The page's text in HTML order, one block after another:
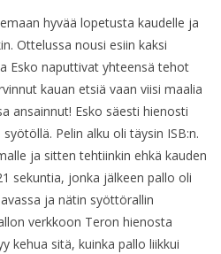
hyvää lopetusta kaudelle ja
Ottelussa nousi esiin kaksi
Esko naputtivat yhteensä tehot
kauan etsiä vaan viisi maalia
ansainnut! Esko säesti hienosti
Pelin alku oli täysin ISB:n.
ja sitten tehtiinkin ehkä kauden
sekuntia, jonka jälkeen pallo oli
ja nätin syöttörallin
verkkoon Teron hienosta
kehua sitä, kuinka pallo liikkui